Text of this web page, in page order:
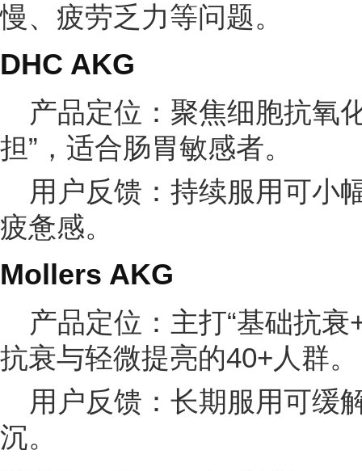
慢、疲劳乏力等问题。
DHC AKG
产品定位：聚焦细胞抗氧
担”，适合肠胃敏感者。
用户反馈：持续服用可小
疲惫感。
Mollers AKG
产品定位：主打“基础抗
抗衰与轻微提亮的40+人群。
用户反馈：长期服用可缓
沉。